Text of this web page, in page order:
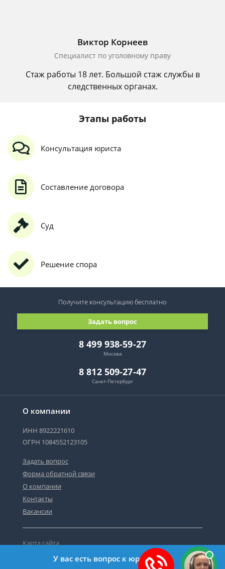
Виктор Корнеев
Cпециалист по уголовному праву
Стаж работы 18 лет. Большой стаж службы в
следственных органах.
Этапы работы
Консультация юриста
Составление договора
Суд
Решение спора
О компании
ИНН 8922221610
ОГРН 1084552123105
Задать вопрос
Форма обратной связи
О компании
Контакты
Вакансии
Карта сайта
Политика персональных данных
8 499 938-59-27
Москва
8 812 509-27-47
Санкт-Петербург
Задать вопрос
Получите консультациюбесплатно
У вас есть вопрос к юристу?